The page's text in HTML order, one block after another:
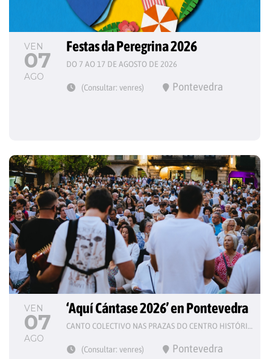
VEN
07
AGO
Festas da Peregrina 2026
DO 7 AO 17 DE AGOSTO DE 2026
(Consultar: venres) Pontevedra
VEN
07
AGO
‘Aquí Cántase 2026’ en Pontevedra
CANTO COLECTIVO NAS PRAZAS DO CENTRO HISTÓRICO
(Consultar: venres) Pontevedra